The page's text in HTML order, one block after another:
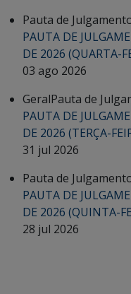
Pauta de
PAUTA DE
DE 2026 (QUARTA-
03 ago 2026
GeralPauta de
PAUTA DE
DE 2026 (TERÇA-
31 jul 2026
Pauta de
PAUTA DE
DE 2026 (QUINTA-
28 jul 2026